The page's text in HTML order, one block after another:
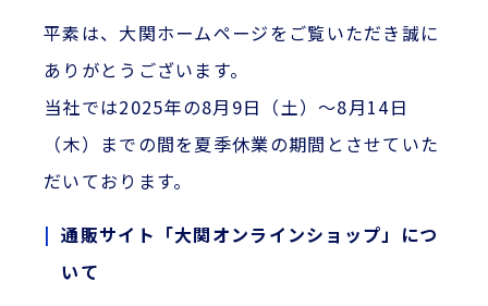
平素は、大関ホームページをご覧いただき誠に
ありがとうございます。
当社では2025年の8月9日（土）～8月14日
（木）までの間を夏季休業の期間とさせていた
だいております。
通販サイト「大関オンラインショップ」につ
いて